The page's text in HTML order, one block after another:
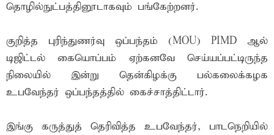
தொழில்நுட்பத்தினூடாகவும் பங்கேற்றனர்.
குறித்த புரிந்துணர்வு ஒப்பந்தம் (MOU) PIMD ஆல்
டிஜிட்டல் கையொப்பம் ஏற்கனவே செய்யப்பட்டிருந்த
நிலையில் இன்று தென்கிழக்கு பல்கலைக்கழக
உபவேந்தர் ஒப்பந்தத்தில் கைச்சாத்திட்டார்.
இங்கு கருத்துத் தெரிவித்த உபவேந்தர், பாடநெறியில்